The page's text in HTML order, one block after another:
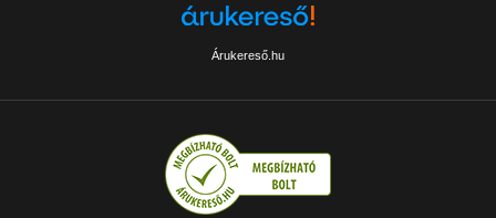
Árukereső.hu